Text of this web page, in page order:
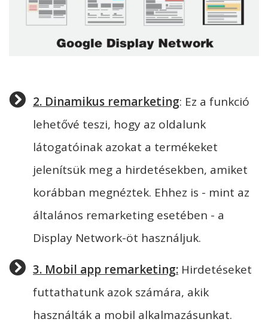
2. Dinamikus remarketing: Ez a funkció
lehetővé teszi, hogy az oldalunk
látogatóinak azokat a termékeket
jelenítsük meg a hirdetésekben, amiket
korábban megnéztek. Ehhez is - mint az
általános remarketing esetében - a
Display Network-öt használjuk.
3. Mobil app remarketing: Hirdetéseket
futtathatunk azok számára, akik
használták a mobil alkalmazásunkat.